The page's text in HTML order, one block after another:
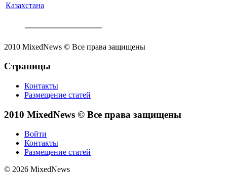
Казахстана
2010 MixedNews © Все права защищены
Страницы
Контакты
Размещение статей
2010 MixedNews © Все права защищены
Войти
Контакты
Размещение статей
© 2026 MixedNews